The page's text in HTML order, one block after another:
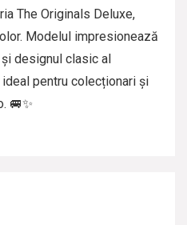
The Originals Deluxe,
Modelul impresionează
designul clasic al
pentru colecționari și
🚐✨